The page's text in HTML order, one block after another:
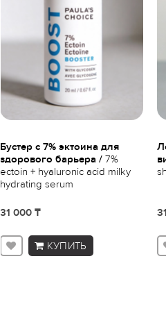
Бустер с 7% эктоина для
здорового барьера / 7%
ectoin + hyaluronic acid milky
hydrating serum
31 000 ₸
КУПИТЬ